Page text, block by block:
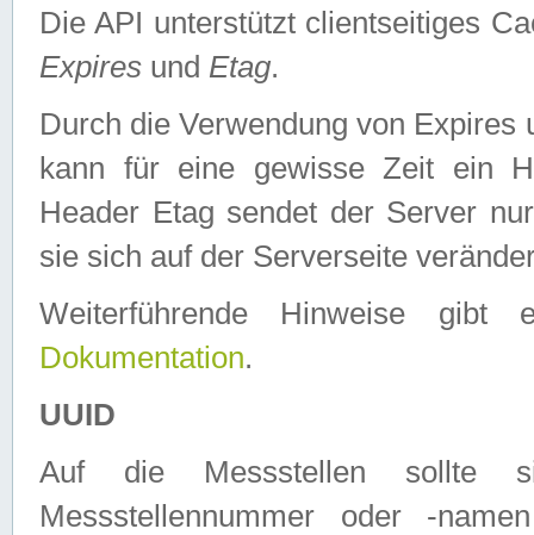
Die API unterstützt clientseitiges
Expires und Etag.
Durch die Verwendung von
kann für eine gewisse Zeit ein
Header Etag sendet der Server
sie sich auf der Serverseite
Weiterführende Hinweise
Dokumentation.
UUID
Auf die Messstellen sollte
Messstellennummer oder -